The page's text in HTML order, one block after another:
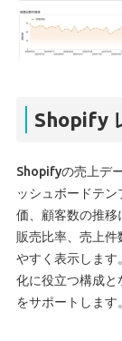
Shopify
Shopifyの売上デ
ッシュボードテ
価、顧客数の推移
販売比率、売上件
やすく表示します
化に役立つ構成と
をサポートします。